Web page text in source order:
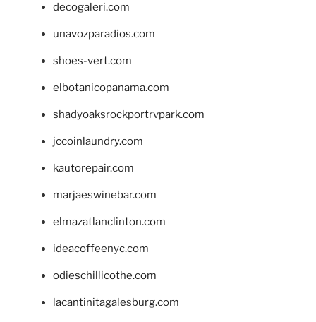
decogaleri.com
unavozparadios.com
shoes-vert.com
elbotanicopanama.com
shadyoaksrockportrvpark.com
jccoinlaundry.com
kautorepair.com
marjaeswinebar.com
elmazatlanclinton.com
ideacoffeenyc.com
odieschillicothe.com
lacantinitagalesburg.com